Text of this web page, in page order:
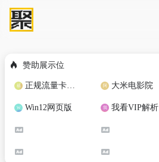
赞助展示位
正规流量卡免费加盟合作 大米电影院
Win12网页版 我看VIP解析